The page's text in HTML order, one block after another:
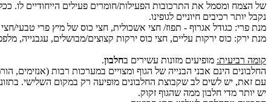
של הצמח ומסמל את התרכובות הפעילות/חומרים פעילים הייחודיים לו.
נקבל יותר רכיבים חיוניים לגופינו.
מנת פרי: כגודל אגרוף - תפוז/ חצי אשכולית, חצי כוס של מיץ פרי טבעי/
מנת ירק: כוס ירקות עליים, חצי כוס ירקות קצוצים/מבושלים, עגבנייה,
קומה רביעית: מופיעים מזונות עשירים בחלבון.
החלבונים הינם אבני הבנייה של הגוף ומצויים במערכות רבות (אנזימים,
עם זאת, יש לשים לב שקבוצת החלבונים מופיעה רק במקום השלישי.
יש יותר מדי חלבון ממה שהגוף זקוק.